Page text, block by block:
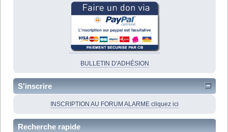
BULLETIN D'ADHÉSION
S'inscrire
INSCRIPTION AU FORUM ALARME cliquez ici
Recherche rapide